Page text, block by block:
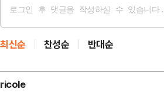
최신순 찬성순 반대순
ricole